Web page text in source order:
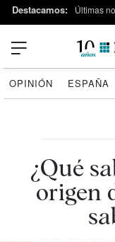
Destacamos: Últimas
OPINIÓN ESPAÑA
¿Qué
origen